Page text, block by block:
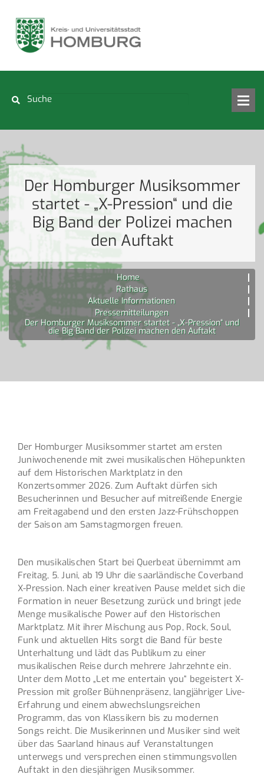
Der Homburger Musiksommer
startet - „X-Pression“ und die
Big Band der Polizei machen
den Auftakt
Home
Rathaus
Aktuelle Informationen
Pressemitteilungen
Der Homburger Musiksommer startet - „X-Pression“ und
die Big Band der Polizei machen den Auftakt
Der Homburger Musiksommer startet am ersten
Juniwochenende mit zwei musikalischen Höhepunkten
auf dem Historischen Marktplatz in den
Konzertsommer 2026. Zum Auftakt dürfen sich
Besucherinnen und Besucher auf mitreißende Energie
am Freitagabend und den ersten Jazz-Frühschoppen
der Saison am Samstagmorgen freuen.
Den musikalischen Start bei Querbeat übernimmt am
Freitag, 5. Juni, ab 19 Uhr die saarländische Coverband
X-Pression. Nach einer kreativen Pause meldet sich die
Formation in neuer Besetzung zurück und bringt jede
Menge musikalische Power auf den Historischen
Marktplatz. Mit ihrer Mischung aus Pop, Rock, Soul,
Funk und aktuellen Hits sorgt die Band für beste
Unterhaltung und lädt das Publikum zu einer
musikalischen Reise durch mehrere Jahrzehnte ein.
Unter dem Motto „Let me entertain you“ begeistert X-
Pression mit großer Bühnenpräsenz, langjähriger Live-
Erfahrung und einem abwechslungsreichen
Programm, das von Klassikern bis zu modernen
Songs reicht. Die Musikerinnen und Musiker sind weit
über das Saarland hinaus auf Veranstaltungen
unterwegs und versprechen einen stimmungsvollen
Auftakt in den diesjährigen Musiksommer.